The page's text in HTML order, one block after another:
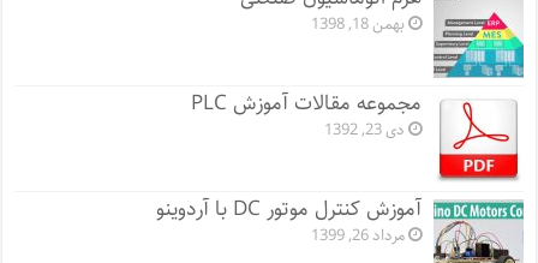
بهمن 18, 1398
مجموعه مقالات آموزش PLC
دی 23, 1392
آموزش کنترل موتور DC با آردوینو
مرداد 26, 1399